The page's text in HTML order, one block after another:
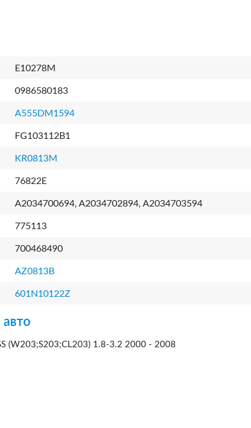
E10278M
0986580183
A555DM1594
FG103112B1
KR0813M
76822E
A2034700694, A2034702894, A2034703594
775113
700468490
AZ0813B
601N10122Z
авто
(W203;S203;CL203) 1.8-3.2 2000 - 2008